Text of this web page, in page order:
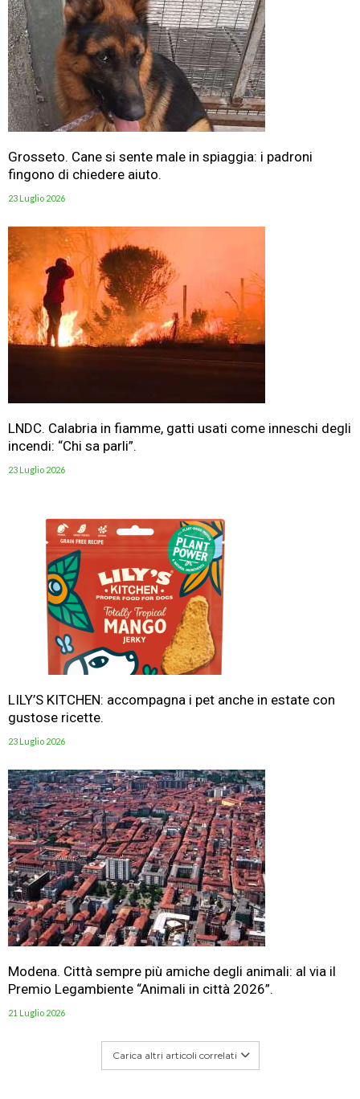
Grosseto. Cane si sente male in spiaggia: i padroni
fingono di chiedere aiuto.
23 Luglio 2026
LNDC. Calabria in fiamme, gatti usati come inneschi degli
incendi: “Chi sa parli”.
23 Luglio 2026
LILY’S KITCHEN: accompagna i pet anche in estate con
gustose ricette.
23 Luglio 2026
Modena. Città sempre più amiche degli animali: al via il
Premio Legambiente “Animali in città 2026”.
21 Luglio 2026
Carica altri articoli correlati